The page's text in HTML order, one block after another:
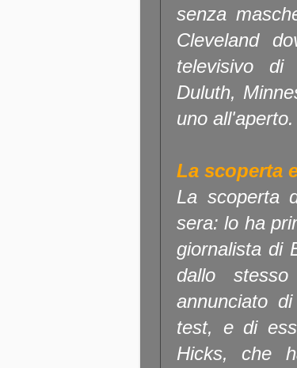
senza
Cleveland
televisivo di
Duluth,
uno all'aperto.
La scoperta
La scoperta
sera: lo ha
giornalista di
dallo
annunciato
test, e di
Hicks, che